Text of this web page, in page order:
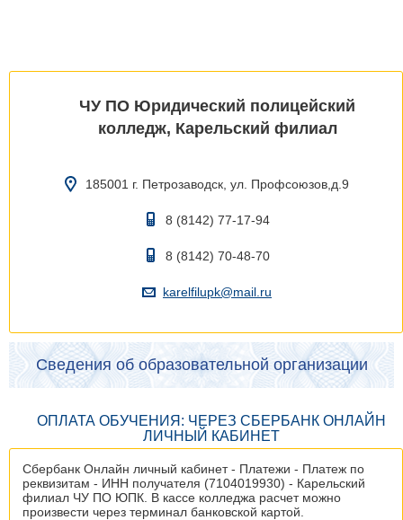
ЧУ ПО Юридический полицейский
колледж, Карельский филиал
185001 г. Петрозаводск, ул. Профсоюзов,д.9
8 (8142) 77-17-94
8 (8142) 70-48-70
karelfilupk@mail.ru
Сведения об образовательной организации
ОПЛАТА ОБУЧЕНИЯ: ЧЕРЕЗ СБЕРБАНК ОНЛАЙН
ЛИЧНЫЙ КАБИНЕТ
Сбербанк Онлайн личный кабинет - Платежи - Платеж по
реквизитам - ИНН получателя (7104019930) - Карельский
филиал ЧУ ПО ЮПК. В кассе колледжа расчет можно
произвести через терминал банковской картой.